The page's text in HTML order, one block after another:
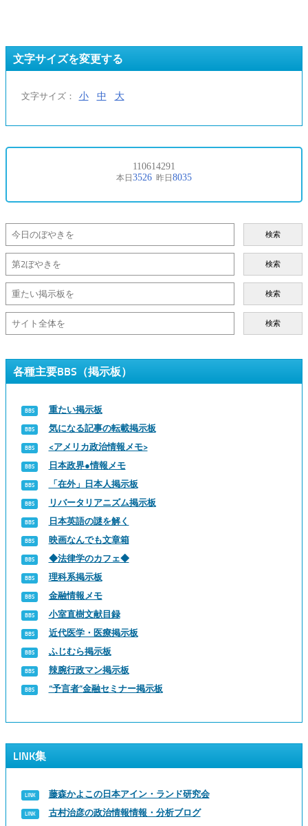
文字サイズを変更する
文字サイズ： 小 中 大
検索
検索
検索
検索
各種主要BBS（掲示板）
重たい掲示板
気になる記事の転載掲示板
<アメリカ政治情報メモ>
日本政界●情報メモ
「在外」日本人掲示板
リバータリアニズム掲示板
日本英語の謎を解く
映画なんでも文章箱
◆法律学のカフェ◆
理科系掲示板
金融情報メモ
小室直樹文献目録
近代医学・医療掲示板
ふじむら掲示板
辣腕行政マン掲示板
“予言者”金融セミナー掲示板
LINK集
藤森かよこの日本アイン・ランド研究会
古村治彦の政治情報情報・分析ブログ